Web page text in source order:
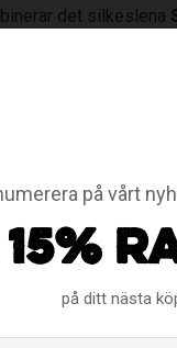
det silkeslena
plast ger. Perfekt
direkt ur
concaviteten gör
ha den ultimata
på vårt
15%
på ditt nästa